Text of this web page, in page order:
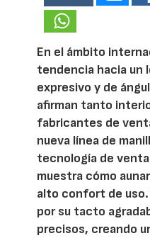
En el ámbito
tendencia hacia un
expresivo y de
afirman tanto
fabricantes de
nueva línea de
tecnología de
muestra cómo
alto confort de uso.
por su tacto
precisos, creando